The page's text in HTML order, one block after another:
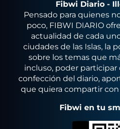
Fibwi Diario -
Pensado para quienes
poco, FIBWI DIARIO
actualidad de cada
ciudades de las Islas, la
sobre los temas que
incluso, poder
confección del diario,
que quiera compartir
Fibwi en tu